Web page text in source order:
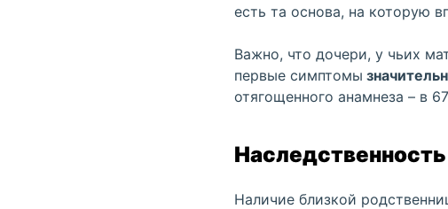
есть та основа, на которую
Важно, что дочери, у чьих
первые симптомы
отягощенного анамнеза – в
Наличие близкой